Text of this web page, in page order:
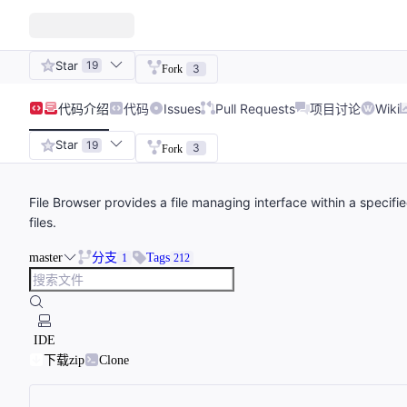
Star 19 Fork 3
代码介绍 代码 Issues Pull Requests 项目讨论 Wiki
Star 19 Fork 3
File Browser provides a file managing interface within a
files.
master 分支 1 Tags 212
IDE
下载zip
Clone